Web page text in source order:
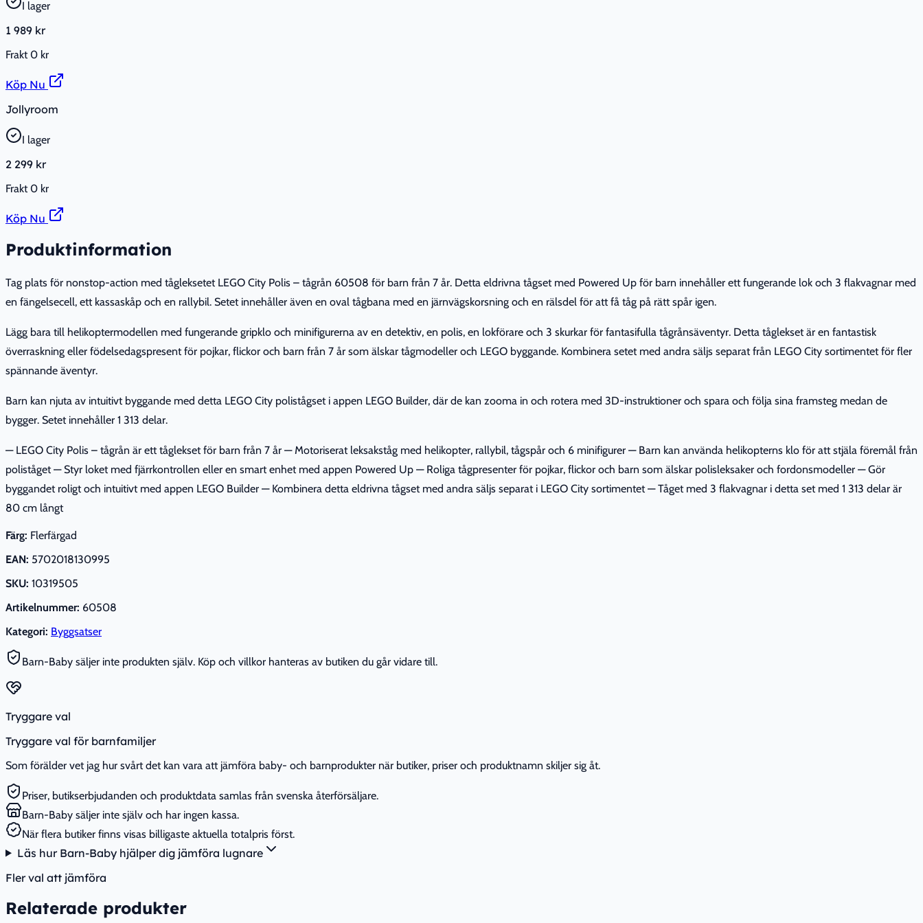
I lager
1 989 kr
Frakt0 kr
Köp Nu
Jollyroom
I lager
2 299 kr
Frakt0 kr
Köp Nu
Produktinformation
Tag plats för nonstop-action med tågleksetet LEGO City Polis – tågrån 60508 för barn från 7 år. Detta eldrivna tågset med Powered Up för barn innehåller ett fungerande lok och 3 flakvagnar med
en fängelsecell, ett kassaskåp och en rallybil. Setet innehåller även en oval tågbana med en järnvägskorsning och en rälsdel för att få tåg på rätt spår igen.
Lägg bara till helikoptermodellen med fungerande gripklo och minifigurerna av en detektiv, en polis, en lokförare och 3 skurkar för fantasifulla tågrånsäventyr. Detta tåglekset är en fantastisk
överraskning eller födelsedagspresent för pojkar, flickor och barn från 7 år som älskar tågmodeller och LEGO byggande. Kombinera setet med andra säljs separat från LEGO City sortimentet för fler
spännande äventyr.
Barn kan njuta av intuitivt byggande med detta LEGO City polistågset i appen LEGO Builder, där de kan zooma in och rotera med 3D-instruktioner och spara och följa sina framsteg medan de
bygger. Setet innehåller 1 313 delar.
— LEGO City Polis – tågrån är ett tåglekset för barn från 7 år — Motoriserat leksakståg med helikopter, rallybil, tågspår och 6 minifigurer — Barn kan använda helikopterns klo för att stjäla föremål från
poliståget — Styr loket med fjärrkontrollen eller en smart enhet med appen Powered Up — Roliga tågpresenter för pojkar, flickor och barn som älskar polisleksaker och fordonsmodeller — Gör
byggandet roligt och intuitivt med appen LEGO Builder — Kombinera detta eldrivna tågset med andra säljs separat i LEGO City sortimentet — Tåget med 3 flakvagnar i detta set med 1 313 delar är
80 cm långt
Färg: Flerfärgad
EAN: 5702018130995
SKU: 10319505
Artikelnummer: 60508
Kategori: Byggsatser
Barn-Baby säljer inte produkten själv. Köp och villkor hanteras av butiken du går vidare till.
Tryggare val
Tryggare val för barnfamiljer
Som förälder vet jag hur svårt det kan vara att jämföra baby- och barnprodukter när butiker, priser och produktnamn skiljer sig åt.
Priser, butikserbjudanden och produktdata samlas från svenska återförsäljare.
Barn-Baby säljer inte själv och har ingen kassa.
När flera butiker finns visas billigaste aktuella totalpris först.
Läs hur Barn-Baby hjälper dig jämföra lugnare
Fler val att jämföra
Relaterade produkter